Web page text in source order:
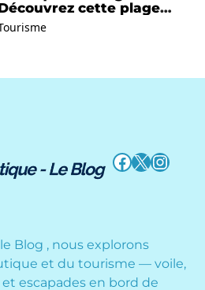
cette plage
à La Ciotat
!
Facebook
X
Blog , nous explorons
et du tourisme — voile,
escapades en bord de